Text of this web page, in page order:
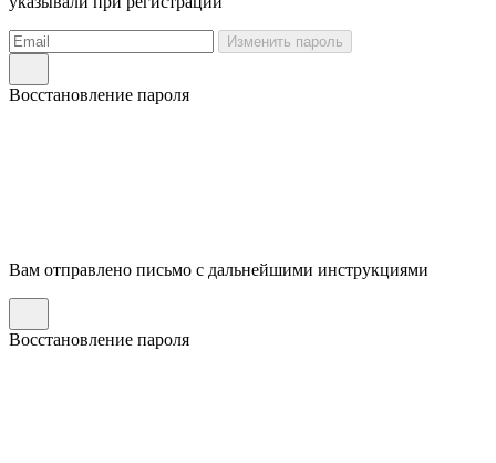
Изменить пароль
Восстановление пароля
Вам отправлено письмо с дальнейшими инструкциями
Восстановление пароля